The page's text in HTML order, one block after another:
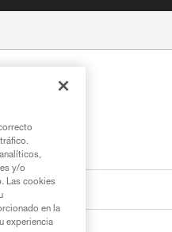
y/o
Las cookies
en la
experiencia